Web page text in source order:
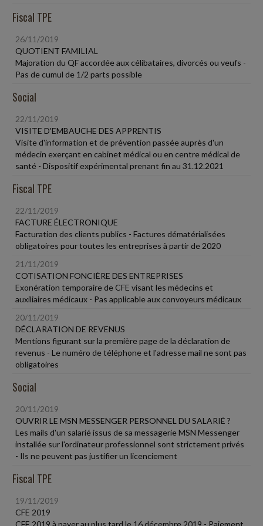
Fiscal TPE
26/11/2019
QUOTIENT FAMILIAL
Majoration du QF accordée aux célibataires, divorcés ou veufs -
Pas de cumul de 1/2 parts possible
Social
22/11/2019
VISITE D'EMBAUCHE DES APPRENTIS
Visite d'information et de prévention passée auprès d'un
médecin exerçant en cabinet médical ou en centre médical de
santé - Dispositif expérimental prenant fin au 31.12.2021
Fiscal TPE
22/11/2019
FACTURE ÉLECTRONIQUE
Facturation des clients publics - Factures dématérialisées
obligatoires pour toutes les entreprises à partir de 2020
21/11/2019
COTISATION FONCIÈRE DES ENTREPRISES
Exonération temporaire de CFE visant les médecins et
auxiliaires médicaux - Pas applicable aux convoyeurs médicaux
20/11/2019
DÉCLARATION DE REVENUS
Mentions figurant sur la première page de la déclaration de
revenus - Le numéro de téléphone et l'adresse mail ne sont pas
obligatoires
Social
20/11/2019
OUVRIR LE MSN MESSENGER PERSONNEL DU SALARIÉ ?
Les mails d'un salarié issus de sa messagerie MSN Messenger
installée sur l'ordinateur professionnel sont strictement privés
- Ils ne peuvent pas justifier un licenciement
Fiscal TPE
19/11/2019
CFE 2019
CFE 2019 à payer au plus tard le 16 décembre 2019 - Paiement